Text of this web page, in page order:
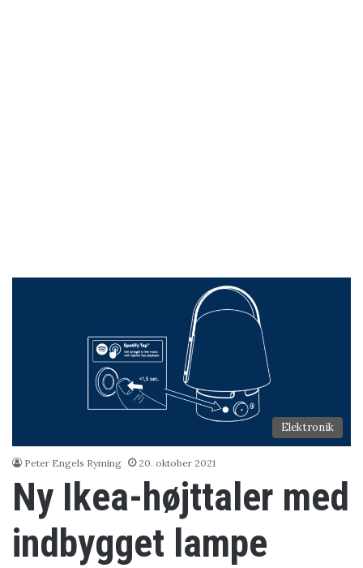
Elektronik
Peter Engels Ryming 20. oktober 2021
Ny Ikea-højttaler med
indbygget lampe